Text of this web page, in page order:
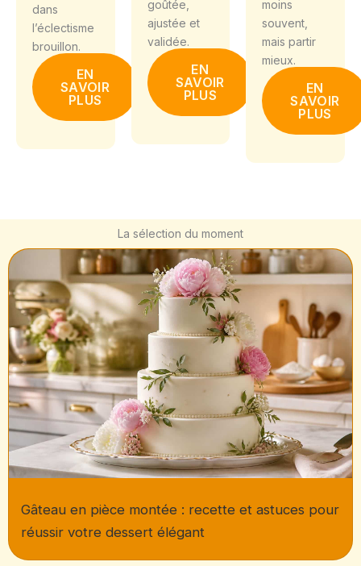
dans
l’éclectisme
brouillon.
EN
SAVOIR
PLUS
goûtée,
ajustée et
validée.
EN
SAVOIR
PLUS
moins
souvent,
mais partir
mieux.
EN
SAVOIR
PLUS
La sélection du moment
Gâteau en pièce montée : recette et astuces pour
réussir votre dessert élégant